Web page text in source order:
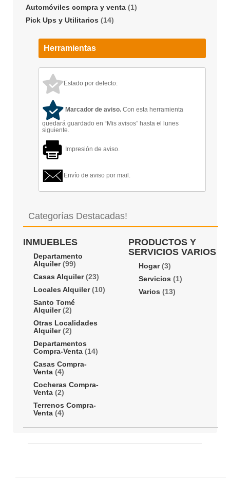
Automóviles compra y venta (1)
Pick Ups y Utilitarios (14)
Herramientas
Estado por defecto:
Marcador de aviso. Con esta herramienta
quedará guardado en “Mis avisos” hasta el lunes
siguiente.
Impresión de aviso.
Envío de aviso por mail.
Categorías Destacadas!
INMUEBLES
Departamento
Alquiler(99)
Casas Alquiler(23)
Locales Alquiler(10)
Santo Tomé
Alquiler(2)
Otras Localidades
Alquiler(2)
Departamentos
Compra-Venta (14)
Casas Compra-
Venta (4)
Cocheras Compra-
Venta (2)
Terrenos Compra-
Venta (4)
PRODUCTOS Y
SERVICIOS VARIOS
Hogar(3)
Servicios (1)
Varios (13)